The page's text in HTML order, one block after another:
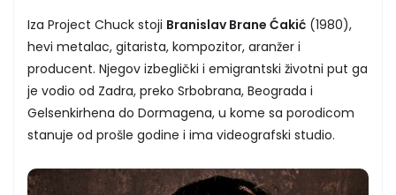
Iza Project Chuck stoji Branislav Brane Ćakić (1980),
hevi metalac, gitarista, kompozitor, aranžer i
producent. Njegov izbeglički i emigrantski životni put ga
je vodio od Zadra, preko Srbobrana, Beograda i
Gelsenkirhena do Dormagena, u kome sa porodicom
stanuje od prošle godine i ima videografski studio.